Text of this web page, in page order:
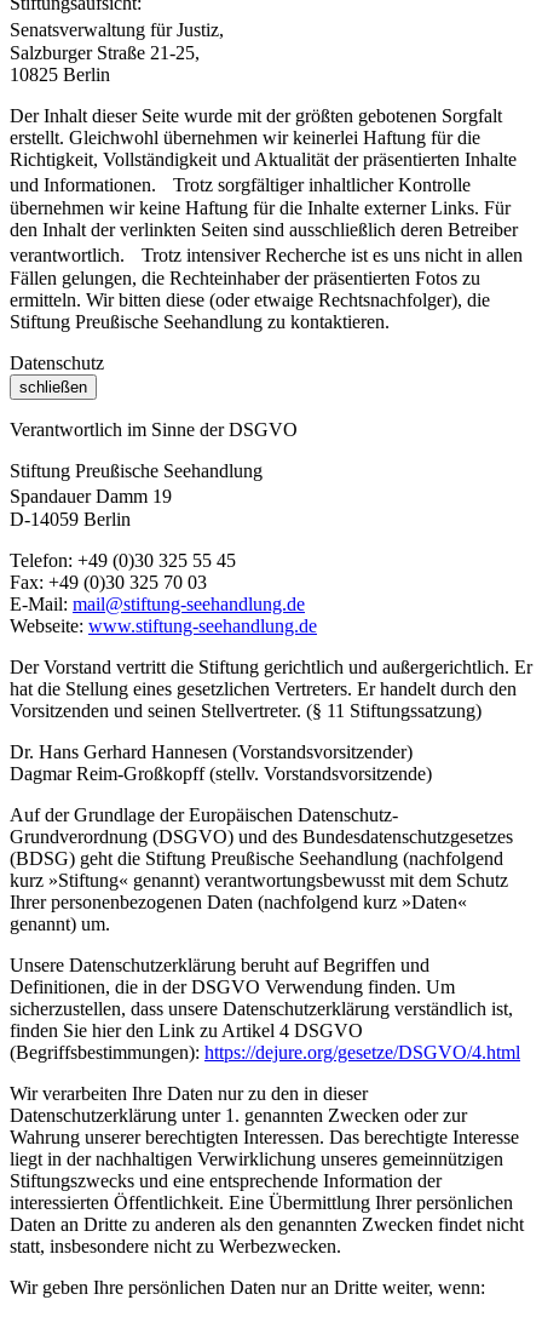
Senatsverwaltung für Justiz,
Salzburger Straße 21-25,
10825 Berlin
Der Inhalt dieser Seite wurde mit der größten gebotenen Sorgfalt
erstellt. Gleichwohl übernehmen wir keinerlei Haftung für die
Richtigkeit, Vollständigkeit und Aktualität der präsentierten Inhalte
und Informationen. Trotz sorgfältiger inhaltlicher Kontrolle
übernehmen wir keine Haftung für die Inhalte externer Links. Für
den Inhalt der verlinkten Seiten sind ausschließlich deren Betreiber
verantwortlich. Trotz intensiver Recherche ist es uns nicht in allen
Fällen gelungen, die Rechteinhaber der präsentierten Fotos zu
ermitteln. Wir bitten diese (oder etwaige Rechtsnachfolger), die
Stiftung Preußische Seehandlung zu kontaktieren.
Datenschutz
schließen
Verantwortlich im Sinne der DSGVO
Stiftung Preußische Seehandlung
Spandauer Damm 19
D-14059 Berlin
Telefon: +49 (0)30 325 55 45
Fax: +49 (0)30 325 70 03
E-Mail: mail@stiftung-seehandlung.de
Webseite: www.stiftung-seehandlung.de
Der Vorstand vertritt die Stiftung gerichtlich und außergerichtlich. Er
hat die Stellung eines gesetzlichen Vertreters. Er handelt durch den
Vorsitzenden und seinen Stellvertreter. (§ 11 Stiftungssatzung)
Dr. Hans Gerhard Hannesen (Vorstandsvorsitzender)
Dagmar Reim-Großkopff (stellv. Vorstandsvorsitzende)
Auf der Grundlage der Europäischen Datenschutz-
Grundverordnung (DSGVO) und des Bundesdatenschutzgesetzes
(BDSG) geht die Stiftung Preußische Seehandlung (nachfolgend
kurz »Stiftung« genannt) verantwortungsbewusst mit dem Schutz
Ihrer personenbezogenen Daten (nachfolgend kurz »Daten«
genannt) um.
Unsere Datenschutzerklärung beruht auf Begriffen und
Definitionen, die in der DSGVO Verwendung finden. Um
sicherzustellen, dass unsere Datenschutzerklärung verständlich ist,
finden Sie hier den Link zu Artikel 4 DSGVO
(Begriffsbestimmungen): https://dejure.org/gesetze/DSGVO/4.html
Wir verarbeiten Ihre Daten nur zu den in dieser
Datenschutzerklärung unter 1. genannten Zwecken oder zur
Wahrung unserer berechtigten Interessen. Das berechtigte Interesse
liegt in der nachhaltigen Verwirklichung unseres gemeinnützigen
Stiftungszwecks und eine entsprechende Information der
interessierten Öffentlichkeit. Eine Übermittlung Ihrer persönlichen
Daten an Dritte zu anderen als den genannten Zwecken findet nicht
statt, insbesondere nicht zu Werbezwecken.
Wir geben Ihre persönlichen Daten nur an Dritte weiter, wenn: